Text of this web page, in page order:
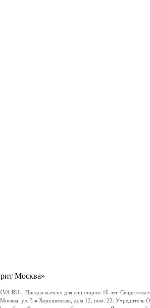
Москва»
Предназначено для лиц старше 16 лет.
ул. 3-я Хорошевская, дом 12, пом. 22.